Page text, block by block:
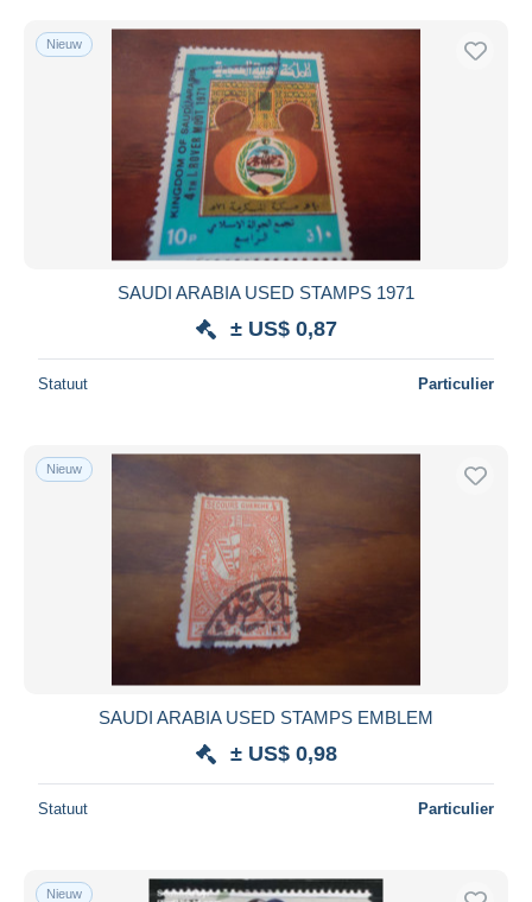
Nieuw
SAUDI ARABIA USED STAMPS 1971
± US$ 0,87
Statuut Particulier
Nieuw
SAUDI ARABIA USED STAMPS EMBLEM
± US$ 0,98
Statuut Particulier
Nieuw